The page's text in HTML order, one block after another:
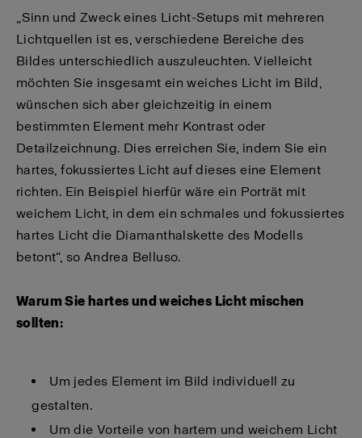
„Sinn und Zweck eines Licht-Setups mit mehreren
Lichtquellen ist es, verschiedene Bereiche des
Bildes unterschiedlich auszuleuchten. Vielleicht
möchten Sie insgesamt ein weiches Licht im Bild,
wünschen sich aber gleichzeitig in einem
bestimmten Element mehr Kontrast oder
Detailzeichnung. Dies erreichen Sie, indem Sie ein
hartes, fokussiertes Licht auf dieses eine Element
richten. Ein Beispiel hierfür wäre ein Porträt mit
weichem Licht, in dem ein schmales und fokussiertes
hartes Licht die Diamanthalskette des Modells
betont“, so Andrea Belluso.
Warum Sie hartes und weiches Licht mischen
sollten:
Um jedes Element im Bild individuell zu
gestalten.
Um die Vorteile von hartem und weichem Licht